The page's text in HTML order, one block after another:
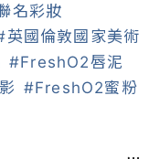
名彩妝
英國倫敦國家美術
#FreshO2唇泥
#FreshO2蜜粉